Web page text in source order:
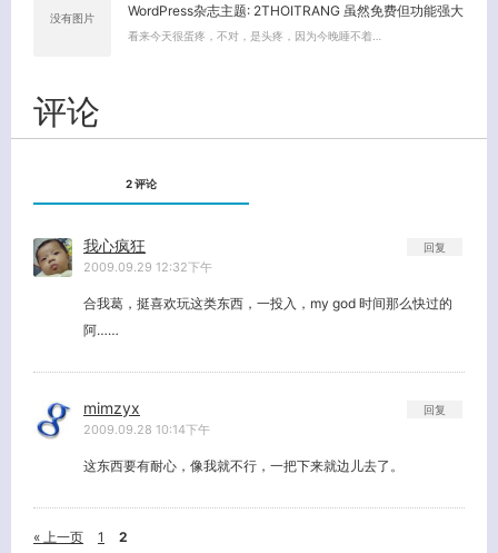
没有图片 WordPress杂志主题: 2THOITRANG 虽然免费但功能强大
看来今天很蛋疼，不对，是头疼，因为今晚睡不着…
评论
2 评论
我心疯狂
2009.09.29 12:32下午
合我葛，挺喜欢玩这类东西，一投入，my god 时间那么快过的
阿……
回复
mimzyx
2009.09.28 10:14下午
这东西要有耐心，像我就不行，一把下来就边儿去了。
回复
« 上一页 1 2